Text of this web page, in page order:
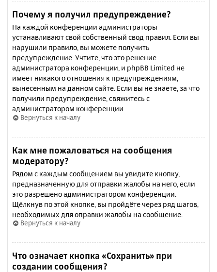
Почему я получил предупреждение?
На каждой конференции администраторы
устанавливают свой собственный свод правил. Если вы
нарушили правило, вы можете получить
предупреждение. Учтите, что это решение
администратора конференции, и phpBB Limited не
имеет никакого отношения к предупреждениям,
вынесенным на данном сайте. Если вы не знаете, за что
получили предупреждение, свяжитесь с
администратором конференции.
Вернуться к началу
Как мне пожаловаться на сообщения
модератору?
Рядом с каждым сообщением вы увидите кнопку,
предназначенную для отправки жалобы на него, если
это разрешено администратором конференции.
Щёлкнув по этой кнопке, вы пройдёте через ряд шагов,
необходимых для оправки жалобы на сообщение.
Вернуться к началу
Что означает кнопка «Сохранить» при
создании сообщения?